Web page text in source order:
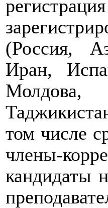
(Россия,
Иран,
том числе
члены-
кандидаты